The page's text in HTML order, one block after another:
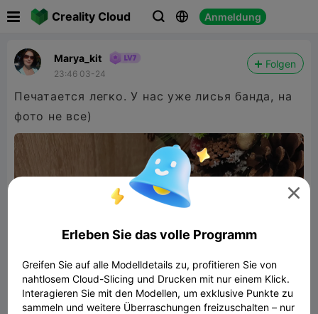
Creality Cloud   Anmeldung
Marya_kit
23:46 03-24
Folgen
Печатается легко. У нас уже лисья банда, на
фото не все)

Erleben Sie das volle Programm
Greifen Sie auf alle Modelldetails zu, profitieren Sie von
nahtlosem Cloud-Slicing und Drucken mit nur einem Klick.
Interagieren Sie mit den Modellen, um exklusive Punkte zu
sammeln und weitere Überraschungen freizuschalten – nur